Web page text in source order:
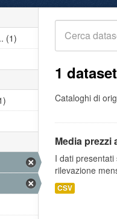
1
Cataloghi di
Media prezzi
I dati
rilevazione
CSV
(1)